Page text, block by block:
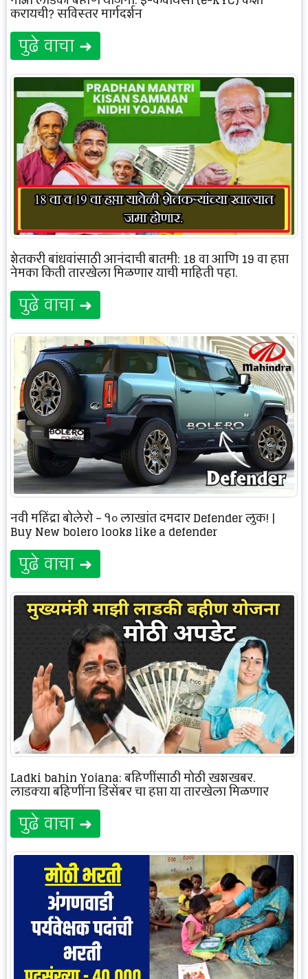
करायची? सविस्तर मार्गदर्शन
पुढे वाचा ➜
शेतकरी बांधवांसाठी आनंदाची बातमी: 18 वा आणि 19 वा हप्ता
नेमका किती तारखेला मिळणार याची माहिती पहा.
पुढे वाचा ➜
नवी महिंद्रा बोलेरो – १० लाखांत दमदार Defender लुक! |
Buy New bolero looks like a defender
पुढे वाचा ➜
Ladki bahin Yojana: बहिणींसाठी मोठी खुशखबर,
लाडक्या बहिणींना डिसेंबर चा हप्ता या तारखेला मिळणार
पुढे वाचा ➜